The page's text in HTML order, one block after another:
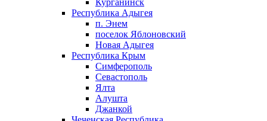
Курганинск
Республика Адыгея
п. Энем
поселок Яблоновский
Новая Адыгея
Республика Крым
Симферополь
Севастополь
Ялта
Алушта
Джанкой